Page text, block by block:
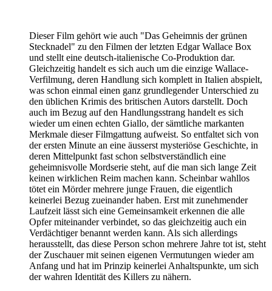
Dieser Film gehört wie auch "Das Geheimnis der grünen
Stecknadel" zu den Filmen der letzten Edgar Wallace Box
und stellt eine deutsch-italienische Co-Produktion dar.
Gleichzeitig handelt es sich auch um die einzige Wallace-
Verfilmung, deren Handlung sich komplett in Italien abspielt,
was schon einmal einen ganz grundlegender Unterschied zu
den üblichen Krimis des britischen Autors darstellt. Doch
auch im Bezug auf den Handlungsstrang handelt es sich
wieder um einen echten Giallo, der sämtliche markanten
Merkmale dieser Filmgattung aufweist. So entfaltet sich von
der ersten Minute an eine äusserst mysteriöse Geschichte, in
deren Mittelpunkt fast schon selbstverständlich eine
geheimnisvolle Mordserie steht, auf die man sich lange Zeit
keinen wirklichen Reim machen kann. Scheinbar wahllos
tötet ein Mörder mehrere junge Frauen, die eigentlich
keinerlei Bezug zueinander haben. Erst mit zunehmender
Laufzeit lässt sich eine Gemeinsamkeit erkennen die alle
Opfer miteinander verbindet, so das gleichzeitig auch ein
Verdächtiger benannt werden kann. Als sich allerdings
herausstellt, das diese Person schon mehrere Jahre tot ist, steht
der Zuschauer mit seinen eigenen Vermutungen wieder am
Anfang und hat im Prinzip keinerlei Anhaltspunkte, um sich
der wahren Identität des Killers zu nähern.